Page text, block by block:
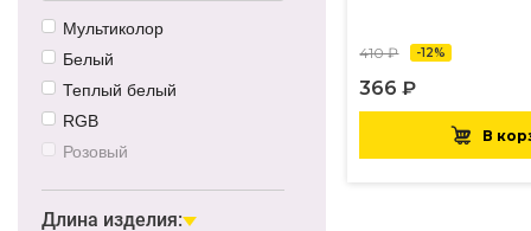
Мультиколор
Белый
Теплый белый
RGB
Розовый
Зеленый
Длина изделия:
410 ₽ -12%
366 ₽
В